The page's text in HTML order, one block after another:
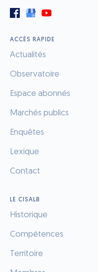
ACCÈS RAPIDE
Actualités
Observatoire
Espace abonnés
Marchés publics
Enquêtes
Lexique
Contact
LE CISALB
Historique
Compétences
Territoire